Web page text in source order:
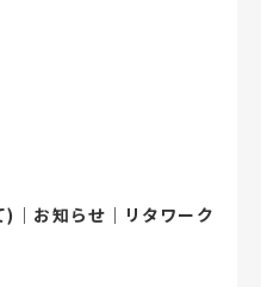
｜お知らせ｜リタワーク